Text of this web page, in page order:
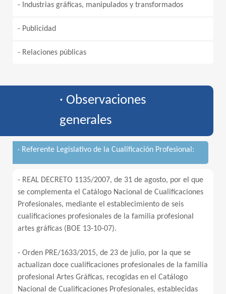
- Industrias gráficas, manipulados y transformados
- Publicidad
- Relaciones públicas
· Observaciones
generales
· Referente Legislativo de la Cualificación Profesional:
- REAL DECRETO 1135/2007, de 31 de agosto, por el que
se complementa el Catálogo Nacional de Cualificaciones
Profesionales, mediante el establecimiento de seis
cualificaciones profesionales de la familia profesional
artes gráficas (BOE 13-10-07).
- Orden PRE/1633/2015, de 23 de julio, por la que se
actualizan doce cualificaciones profesionales de la familia
profesional Artes Gráficas, recogidas en el Catálogo
Nacional de Cualificaciones Profesionales, establecidas